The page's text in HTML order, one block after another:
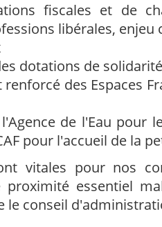
fiscales et de
libérales,
dotations de
des Espaces
de l'Eau pour
pour l'accueil de la
vitales pour nos
proximité essentiel
le conseil